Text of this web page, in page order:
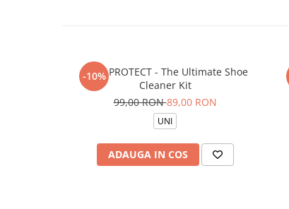
-10%
CREP PROTECT - The Ultimate Shoe
Cleaner Kit
99,00 RON89,00 RON
UNI
ADAUGA IN COS